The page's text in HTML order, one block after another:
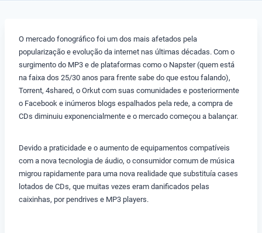
O mercado fonográfico foi um dos mais afetados pela
popularização e evolução da internet nas últimas décadas. Com o
surgimento do MP3 e de plataformas como o Napster (quem está
na faixa dos 25/30 anos para frente sabe do que estou falando),
Torrent, 4shared, o Orkut com suas comunidades e posteriormente
o Facebook e inúmeros blogs espalhados pela rede, a compra de
CDs diminuiu exponencialmente e o mercado começou a balançar.
Devido a praticidade e o aumento de equipamentos compatíveis
com a nova tecnologia de áudio, o consumidor comum de música
migrou rapidamente para uma nova realidade que substituía cases
lotados de CDs, que muitas vezes eram danificados pelas
caixinhas, por pendrives e MP3 players.